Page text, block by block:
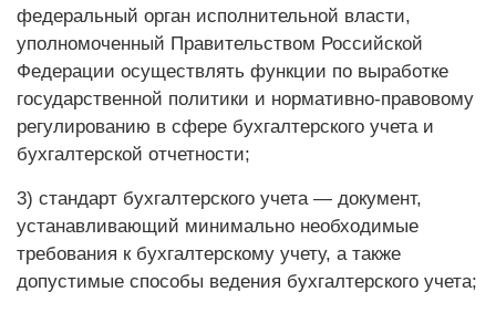
федеральный орган исполнительной власти,
уполномоченный Правительством Российской
Федерации осуществлять функции по выработке
государственной политики и нормативно-правовому
регулированию в сфере бухгалтерского учета и
бухгалтерской отчетности;
3) стандарт бухгалтерского учета — документ,
устанавливающий минимально необходимые
требования к бухгалтерскому учету, а также
допустимые способы ведения бухгалтерского учета;